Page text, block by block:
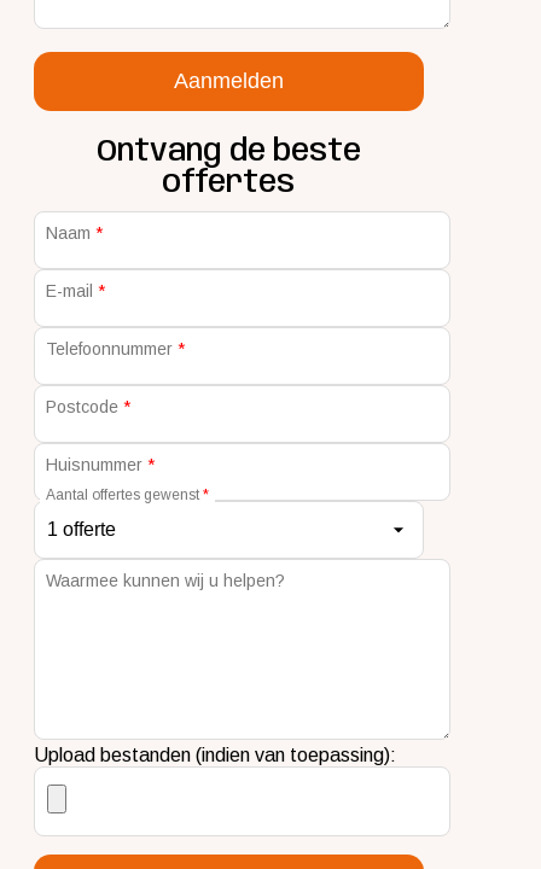
Aanmelden
Ontvang de beste
offertes
Naam
E-mail
Telefoonnummer
Postcode
Huisnummer
Aantal offertes gewenst
Waarmee kunnen wij u helpen?
Upload bestanden (indien van toepassing):